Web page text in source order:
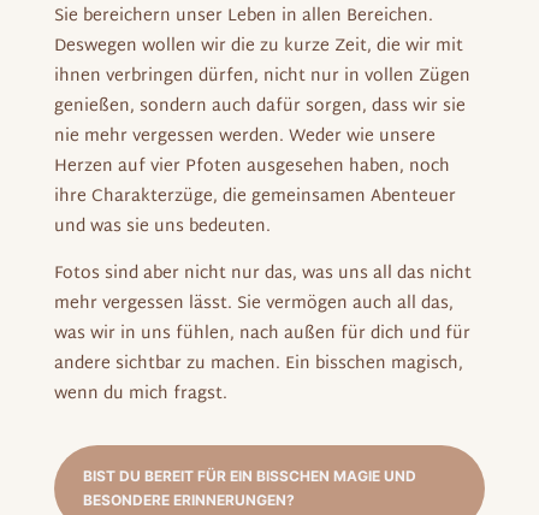
Sie bereichern unser Leben in allen Bereichen.
Deswegen wollen wir die zu kurze Zeit, die wir mit
ihnen verbringen dürfen, nicht nur in vollen Zügen
genießen, sondern auch dafür sorgen, dass wir sie
nie mehr vergessen werden. Weder wie unsere
Herzen auf vier Pfoten ausgesehen haben, noch
ihre Charakterzüge, die gemeinsamen Abenteuer
und was sie uns bedeuten.
Fotos sind aber nicht nur das, was uns all das nicht
mehr vergessen lässt. Sie vermögen auch all das,
was wir in uns fühlen, nach außen für dich und für
andere sichtbar zu machen. Ein bisschen magisch,
wenn du mich fragst.
BIST DU BEREIT FÜR EIN BISSCHEN MAGIE UND
BESONDERE ERINNERUNGEN?